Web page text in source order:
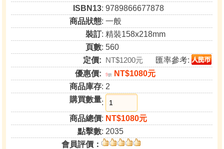
ISBN13: 9789866677878
商品狀態: 一般
裝訂: 精裝158x218mm
頁數: 560
定價: NT$1200元
匯率參考:
優惠價:
9折
NT$1080元
商品庫存: 2
購買數量:
商品總價: NT$1080元
點擊數: 2035
會員評價：